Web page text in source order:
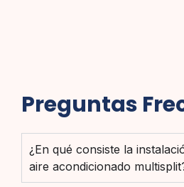
Preguntas
¿En qué consiste la
aire acondicionado